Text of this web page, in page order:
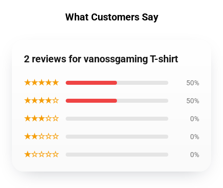
What Customers Say
2 reviews for vanossgaming T-shirt
★★★★★ 50%
★★★★☆ 50%
★★★☆☆ 0%
★★☆☆☆ 0%
★☆☆☆☆ 0%